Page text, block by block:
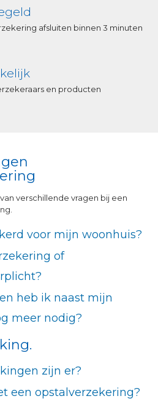
afsluiten binnen 3 minuten
en producten
verschillende vragen bij een
voor mijn woonhuis?
of
heb ik naast mijn
meer nodig?
zijn er?
een opstalverzekering?